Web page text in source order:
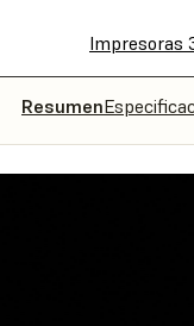
Impresoras
Resumen